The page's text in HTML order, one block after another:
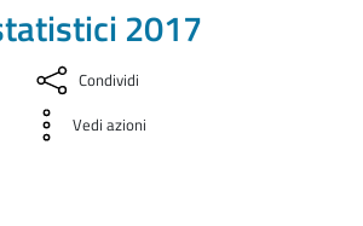
2017
Condividi
Vedi azioni